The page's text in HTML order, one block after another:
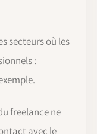
secteurs où les
:
freelance ne
avec le